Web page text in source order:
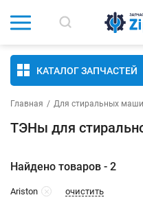
КАТАЛОГ ЗАПЧАСТЕЙ
Главная / Для стиральных
ТЭНы для
Найдено товаров - 2
Ariston очистить